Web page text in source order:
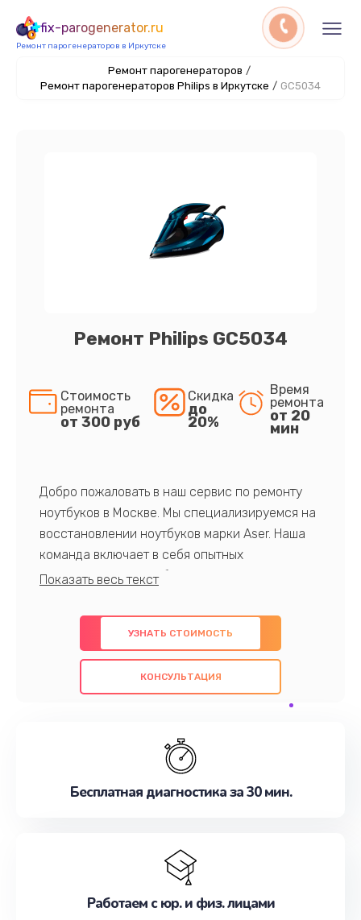
fix-parogenerator.ru
Ремонт парогенераторов в Иркутске
Ремонт парогенераторов /
Ремонт парогенераторов Philips в Иркутске / GC5034
Ремонт Philips GC5034
Стоимость
ремонта
от 300 руб
Скидка
до
20%
Время
ремонта
от 20
мин
Добро пожаловать в наш сервис по ремонту
ноутбуков в Москве. Мы специализируемся на
восстановлении ноутбуков марки Aser. Наша
команда включает в себя опытных
профессионалов с обширными знаниями и
предлагаем быстрый и качественный ремонт с
использованием оригинальных компонентов, а
также гарантируем качество всех
проведенных работ. Наша цель - предоставить
наилучшим образом. Не медлите записаться на
УЗНАТЬ СТОИМОСТЬ
КОНСУЛЬТАЦИЯ
Бесплатная диагностика за 30 мин.
Работаем с юр. и физ. лицами